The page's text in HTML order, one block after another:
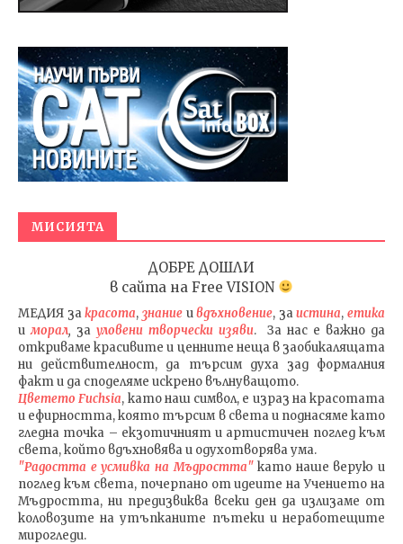
МИСИЯТА
ДОБРЕ ДОШЛИ
в сайта на Free VISION
МЕДИЯ закрасота, знаниеивдъхновение, заистина, етика
иморал, за уловени творчески изяви. За нас е важно да
откриваме красивите и ценните неща в заобикалящата
ни действителност, да търсим духа зад формалния
факт и да споделяме искрено вълнуващото.
Цветето Fuchsia, като наш символ, е израз на красотата
и ефирността, която търсим в света и поднасяме като
гледна точка – екзотичният и артистичен поглед към
света, който вдъхновява и одухотворява ума.
"Радостта е усмивка на Мъдростта"като наше верую и
поглед към света, почерпано от идеите на Учението на
Мъдростта, ни предизвиква всеки ден да излизаме от
коловозите на утъпканите пътеки и неработещите
мирогледи.